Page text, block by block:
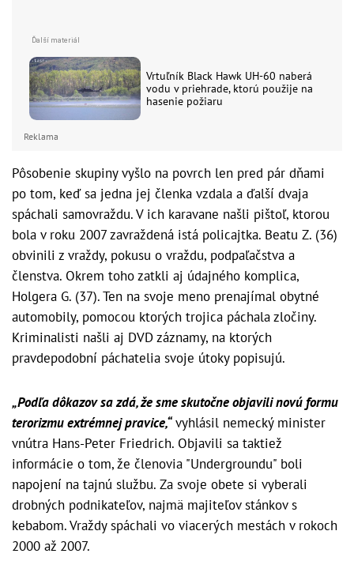
Vrtuľník Black Hawk UH-60 naberá
vodu v priehrade, ktorú použije na
hasenie požiaru
Reklama
Pôsobenie skupiny vyšlo na povrch len pred pár dňami
po tom, keď sa jedna jej členka vzdala a ďalší dvaja
spáchali samovraždu. V ich karavane našli pištoľ, ktorou
bola v roku 2007 zavraždená istá policajtka. Beatu Z. (36)
obvinili z vraždy, pokusu o vraždu, podpaľačstva a
členstva. Okrem toho zatkli aj údajného komplica,
Holgera G. (37). Ten na svoje meno prenajímal obytné
automobily, pomocou ktorých trojica páchala zločiny.
Kriminalisti našli aj DVD záznamy, na ktorých
pravdepodobní páchatelia svoje útoky popisujú.
„Podľa dôkazov sa zdá, že sme skutočne objavili novú formu
terorizmu extrémnej pravice,“vyhlásil nemecký minister
vnútra Hans-Peter Friedrich. Objavili sa taktiež
informácie o tom, že členovia "Undergroundu" boli
napojení na tajnú službu. Za svoje obete si vyberali
drobných podnikateľov, najmä majiteľov stánkov s
kebabom. Vraždy spáchali vo viacerých mestách v rokoch
2000 až 2007.